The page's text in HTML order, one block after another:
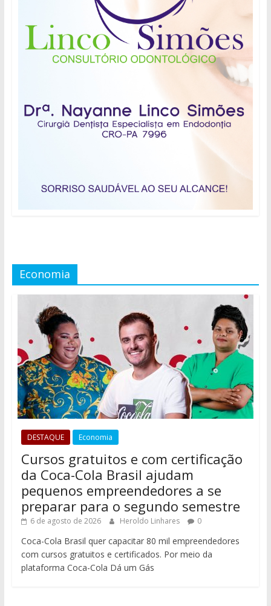
Economia
DESTAQUE Economia
Cursos gratuitos e com certificação
da Coca-Cola Brasil ajudam
pequenos empreendedores a se
preparar para o segundo semestre
6 de agosto de 2026 Heroldo Linhares 0
Coca-Cola Brasil quer capacitar 80 mil empreendedores
com cursos gratuitos e certificados. Por meio da
plataforma Coca-Cola Dá um Gás